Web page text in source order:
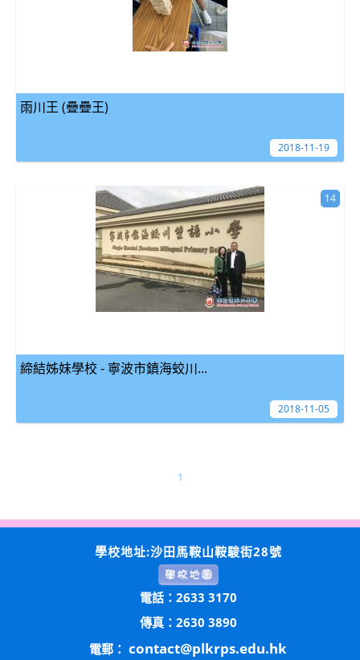
雨川王 (疊疊王)
2018-11-19
締結姊妹學校 - 寧波市鎮海蛟川...
14
2018-11-05
1
學校地址:沙田馬鞍山鞍駿街28號
電話：2633 3170
傳真：2630 3890
電郵： contact@plkrps.edu.hk